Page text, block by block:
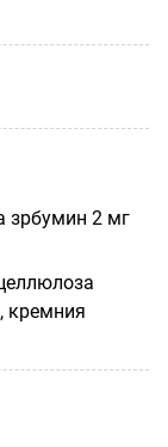
зрбумин 2 мг
кремния